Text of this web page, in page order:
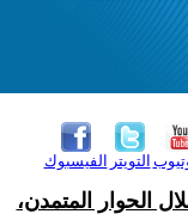
الفيسبوك التويتر
الحوار المتمدن،